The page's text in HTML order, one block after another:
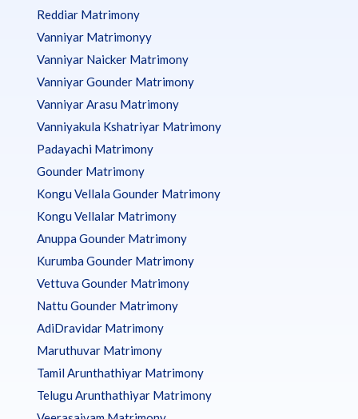
Reddiar Matrimony
Vanniyar Matrimonyy
Vanniyar Naicker Matrimony
Vanniyar Gounder Matrimony
Vanniyar Arasu Matrimony
Vanniyakula Kshatriyar Matrimony
Padayachi Matrimony
Gounder Matrimony
Kongu Vellala Gounder Matrimony
Kongu Vellalar Matrimony
Anuppa Gounder Matrimony
Kurumba Gounder Matrimony
Vettuva Gounder Matrimony
Nattu Gounder Matrimony
AdiDravidar Matrimony
Maruthuvar Matrimony
Tamil Arunthathiyar Matrimony
Telugu Arunthathiyar Matrimony